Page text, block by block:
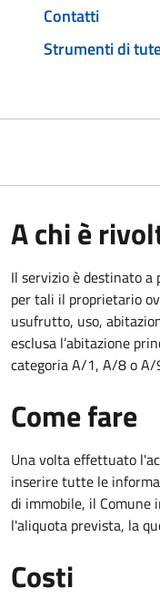
Contatti
Strumenti di
A chi è
Il servizio è destinato a
per tali il proprietario
usufrutto, uso,
esclusa l’abitazione
categoria A/1, A/8 o A/
Come fare
Una volta effettuato
inserire tutte le
di immobile, il Comune
l'aliquota prevista, la
Costi